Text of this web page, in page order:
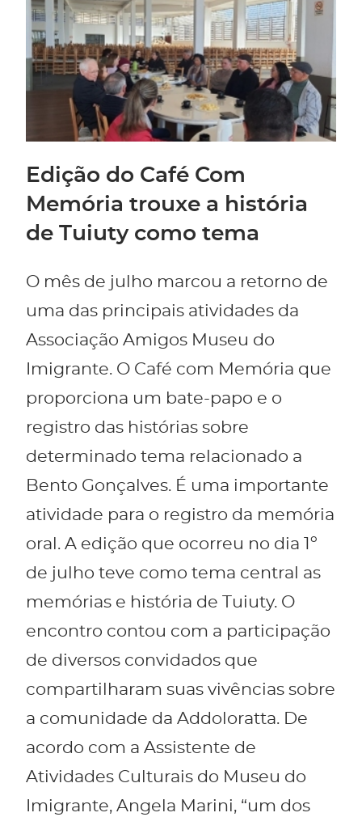
Edição do Café Com
Memória trouxe a história
de Tuiuty como tema
O mês de julho marcou a retorno de
uma das principais atividades da
Associação Amigos Museu do
Imigrante. O Café com Memória que
proporciona um bate-papo e o
registro das histórias sobre
determinado tema relacionado a
Bento Gonçalves. É uma importante
atividade para o registro da memória
oral. A edição que ocorreu no dia 1º
de julho teve como tema central as
memórias e história de Tuiuty. O
encontro contou com a participação
de diversos convidados que
compartilharam suas vivências sobre
a comunidade da Addoloratta. De
acordo com a Assistente de
Atividades Culturais do Museu do
Imigrante, Angela Marini, “um dos